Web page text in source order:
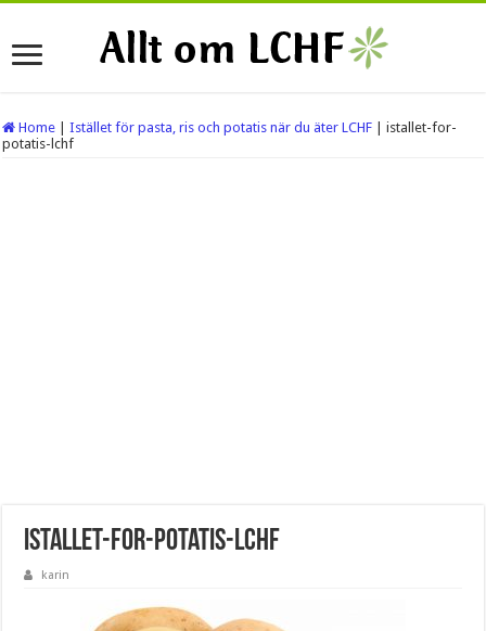
Home Istället för pasta, ris och potatis när du äter LCHF
istallet-for-
potatis-lchf
istallet-for-potatis-lchf
karin